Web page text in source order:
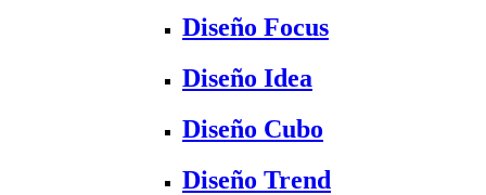
Diseño Focus
Diseño Idea
Diseño Cubo
Diseño Trend